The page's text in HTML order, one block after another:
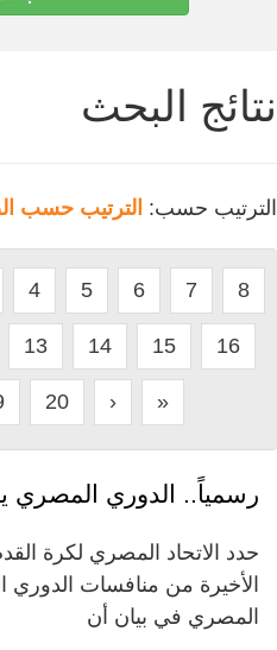
نتائج البحث
الترتيب حسب: الترتيب حسب
4 5 6 7 8
13 14 15 16
20 › »
رسمياً.. الدوري المصري ينتهي 31
حدد الاتحاد المصري لكرة
الأخيرة من منافسات الدوري
المصري في بيان أن